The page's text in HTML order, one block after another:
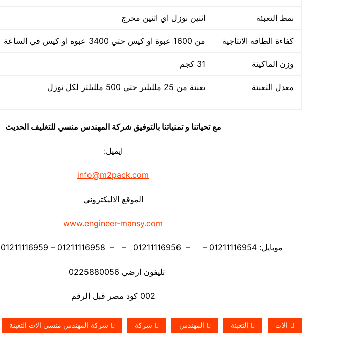
نمط التعبئة اثنين نوزل اي اثنين مخرج
كفاءة الطاقه الانتاجية من 1600 عبوة او كيس حتي 3400 عبوه او كيس في الساعة
وزن الماكينة 31 كجم
معدل التعبئة تعبئة من 25 ملليلتر حتي 500 ملليلتر لكل نوزل
مع تحياتنا و تمنياتنا بالتوفيق شركة المهندس منسي للتغليف الحديث
ايميل:
info@m2pack.com
الموقع الاليكتروني
www.engineer-mansy.com
موبايل: 01211116954 – – 01211116956 – – 01211116958 – 01211116959 – 01211116962
تليفون ارضي 0225880056
002 كود مصر قبل الرقم
الات التعبئة المهندس شركة شركة المهندس منسي الات التعبئة